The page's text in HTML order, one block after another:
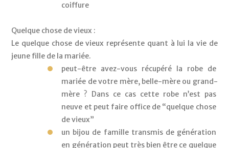
coiffure
Quelque chose de vieux :
Le quelque chose de vieux représente quant à lui la vie de
jeune fille de la mariée.
peut-être avez-vous récupéré la robe de
mariée de votre mère, belle-mère ou grand-
mère ? Dans ce cas cette robe n’est pas
neuve et peut faire office de “quelque chose
de vieux”
un bijou de famille transmis de génération
en génération peut très bien être ce quelque